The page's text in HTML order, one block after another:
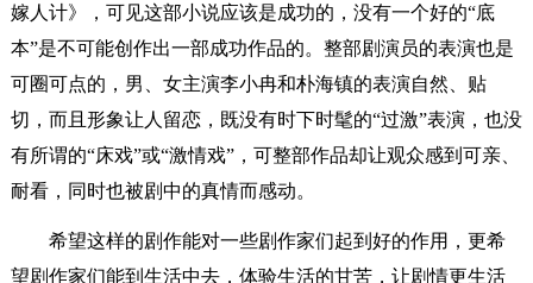
嫁人计》，可见这部小说应该是成功的，没有一个好的“底
本”是不可能创作出一部成功作品的。整部剧演员的表演也是
可圈可点的，男、女主演李小冉和朴海镇的表演自然、贴
切，而且形象让人留恋，既没有时下时髦的“过激”表演，也没
有所谓的“床戏”或“激情戏”，可整部作品却让观众感到可亲、
耐看，同时也被剧中的真情而感动。
希望这样的剧作能对一些剧作家们起到好的作用，更希
望剧作家们能到生活中去，体验生活的甘苦，让剧情更生活